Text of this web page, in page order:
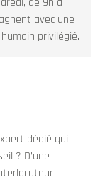
avec une
privilégié.
dédié qui
? D’une